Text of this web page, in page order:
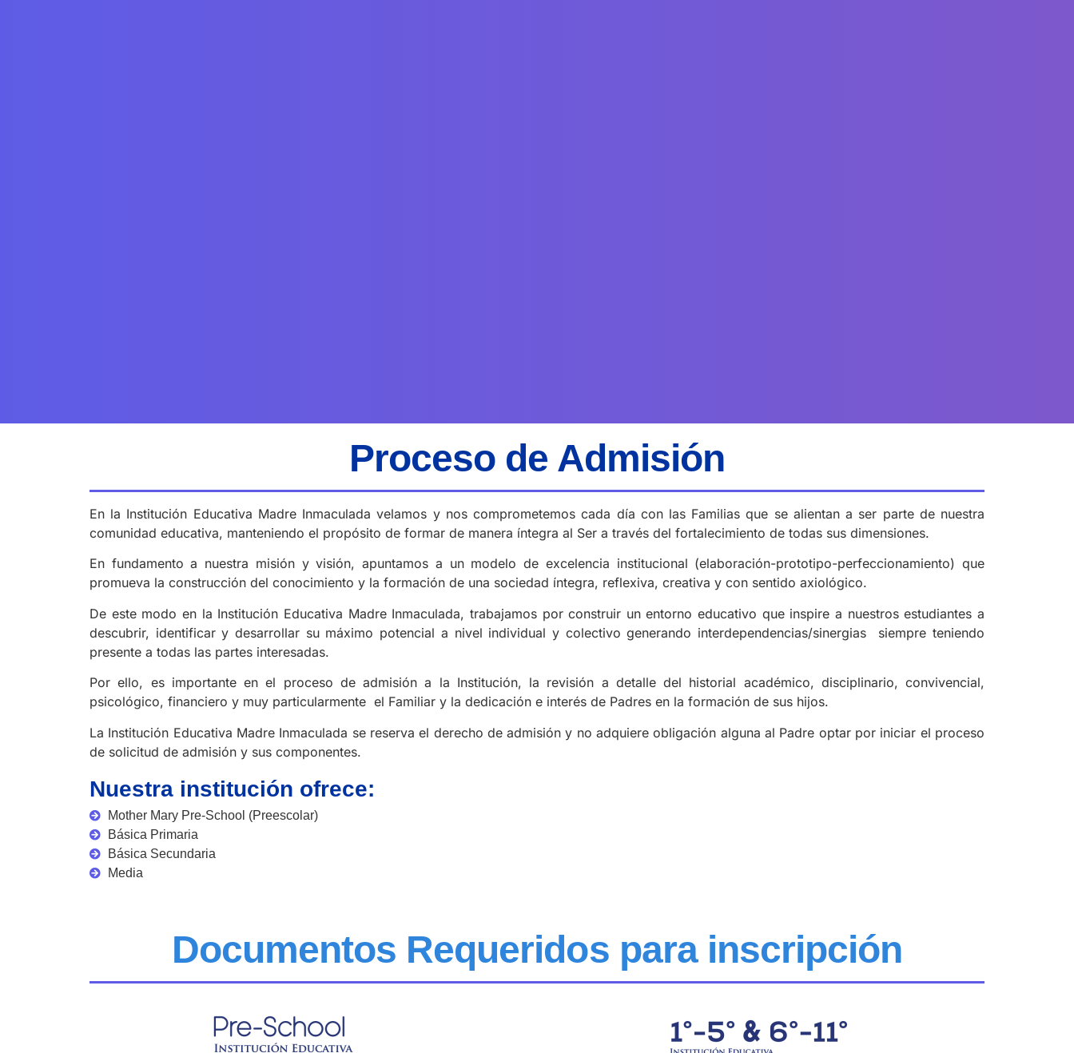
Proceso de Admisión
En la Institución Educativa Madre Inmaculada velamos y nos comprometemos cada día con las Familias que se alientan a ser parte de nuestra
comunidad educativa, manteniendo el propósito de formar de manera íntegra al Ser a través del fortalecimiento de todas sus dimensiones.
En fundamento a nuestra misión y visión, apuntamos a un modelo de excelencia institucional (elaboración-prototipo-perfeccionamiento) que
promueva la construcción del conocimiento y la formación de una sociedad íntegra, reflexiva, creativa y con sentido axiológico.
De este modo en la Institución Educativa Madre Inmaculada, trabajamos por construir un entorno educativo que inspire a nuestros estudiantes a
descubrir, identificar y desarrollar su máximo potencial a nivel individual y colectivo generando interdependencias/sinergias siempre teniendo
presente a todas las partes interesadas.
Por ello, es importante en el proceso de admisión a la Institución, la revisión a detalle del historial académico, disciplinario, convivencial,
psicológico, financiero y muy particularmente el Familiar y la dedicación e interés de Padres en la formación de sus hijos.
La Institución Educativa Madre Inmaculada se reserva el derecho de admisión y no adquiere obligación alguna al Padre optar por iniciar el proceso
de solicitud de admisión y sus componentes.
Nuestra institución ofrece:
Mother Mary Pre-School (Preescolar)
Básica Primaria
Básica Secundaria
Media
Documentos Requeridos para inscripción